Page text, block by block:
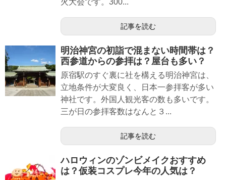
火大会です。300...
記事を読む
明治神宮の初詣で混まない時間帯は？
西参道からの参拝は？屋台も多い？
原宿駅のすぐ裏に社を構える明治神宮は、
立地条件が大変良く、日本一参拝客が多い
神社です。外国人観光客の数も多いです。
三が日の参拝客数はなんと３...
記事を読む
ハロウィンのゾンビメイクおすすめ
は？仮装コスプレ今年の人気は？